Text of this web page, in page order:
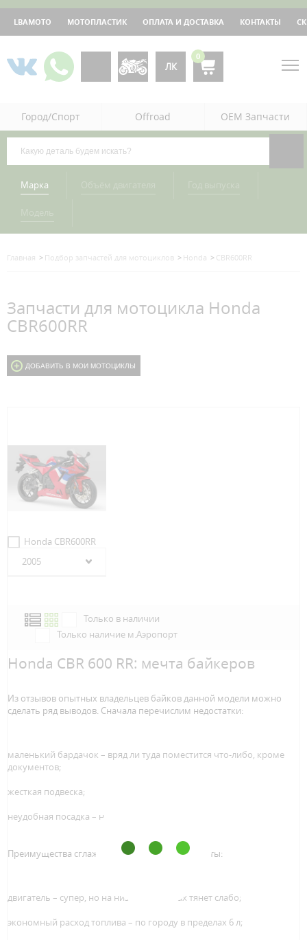
LBAMOTO МОТОПЛАСТИК ОПЛАТА И ДОСТАВКА КОНТАКТЫ
ЛК
0
Город/Спорт Offroad OEM Запчасти
Марка
Главная Подбор запчастей для мотоциклов Honda CBR600RR
Запчасти для мотоцикла Honda
CBR600RR
ДОБАВИТЬ В МОИ МОТОЦИКЛЫ
Honda CBR600RR
2005
Только в наличии
Только наличие м.Аэропорт
Honda CBR 600 RR: мечта байкеров
Из отзывов опытных владельцев байков данной модели можно
сделать ряд выводов. Сначала перечислим недостатки:
маленький бардачок – вряд ли туда поместится что-либо, кроме
документов;
жесткая подвеска;
неудобная посадка – но это субъективно.
Преимущества сглаживают негативные моменты:
двигатель – супер, но на низких оборотах тянет слабо;
экономный расход топлива – по городу в пределах 6 л;